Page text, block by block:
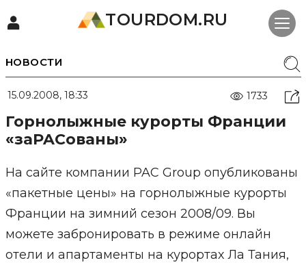
TOURDOM.RU
НОВОСТИ
15.09.2008, 18:33 1733
Горнолыжные курорты Франции
«заPACованы»
На сайте компании PAC Group опубликованы
«пакетные цены» на горнолыжные курорты
Франции на зимний сезон 2008/09. Вы
можете забронировать в режиме онлайн
отели и апартаменты на курортах Ла Тания,